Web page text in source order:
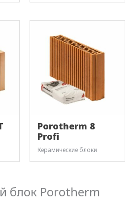
Porotherm 8
Profi
Керамические блоки
блок Рorotherm